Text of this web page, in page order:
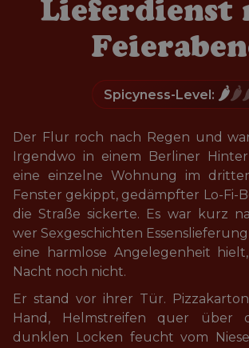
Lieferdienst
Spicyness-Level: 🌶️
Der Flur roch nach Regen und
Irgendwo in einem Berliner
eine einzelne Wohnung im
Fenster gekippt, gedämpfter Lo-Fi-
die Straße sickerte. Es war kurz
wer Sexgeschichten
eine harmlose Angelegenheit
Nacht noch nicht.
Er stand vor ihrer Tür.
Hand, Helmstreifen quer über
dunklen Locken feucht vom